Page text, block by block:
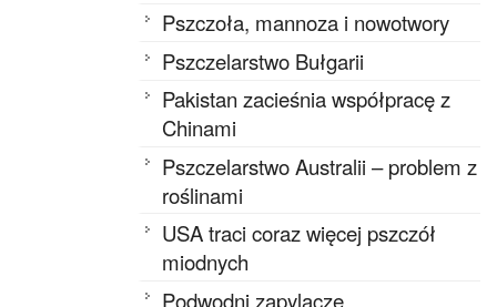
Pszczoła, mannoza i nowotwory
Pszczelarstwo Bułgarii
Pakistan zacieśnia współpracę z
Chinami
Pszczelarstwo Australii – problem z
roślinami
USA traci coraz więcej pszczół
miodnych
Podwodni zapylacze